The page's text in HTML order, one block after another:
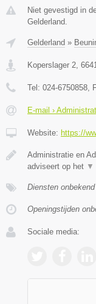
Niet gevestigd in
Gelderland.
Gelderland »
Koperslager 2
Tel: 024-6750858 ,
E-mail ›
Website: https://
Administratie en
adviseert op het ▼
Diensten onbekend
Openingstijden
Sociale media: